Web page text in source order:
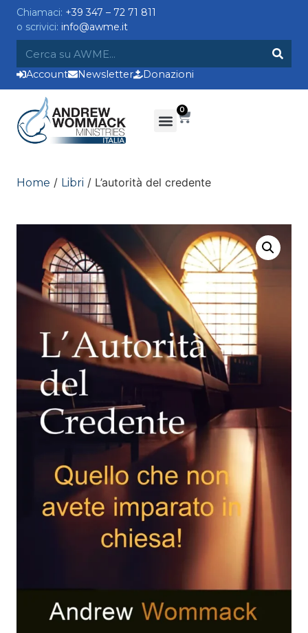
Chiamaci: +39 347 – 72 71 811
o scrivici: info@awme.it
Account Newsletter Donazioni
0
Home / Libri / L’autorità del credente